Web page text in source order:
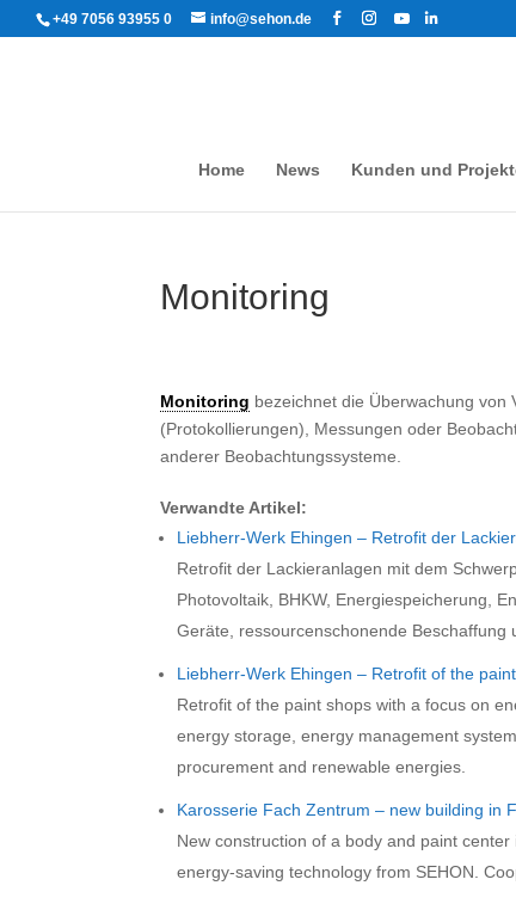
+49 7056 93955 0 info@sehon.de
Home News Kunden und
Monitoring
Monitoring bezeichnet die Überwachung von
(Protokollierungen), Messungen oder
anderer Beobachtungssysteme.
Verwandte Artikel:
Liebherr-Werk Ehingen – Retrofit der
Retrofit der Lackieranlagen mit dem
Photovoltaik, BHKW, Energiespeicherung,
Geräte, ressourcenschonende Beschaffung
Liebherr-Werk Ehingen – Retrofit of the
Retrofit of the paint shops with a focus on
energy storage, energy management
procurement and renewable energies.
Karosserie Fach Zentrum – new building in
New construction of a body and paint
energy-saving technology from SEHON.